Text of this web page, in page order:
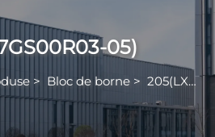
05)
> Bloc de borne > 205(LX7GS00R03-05)